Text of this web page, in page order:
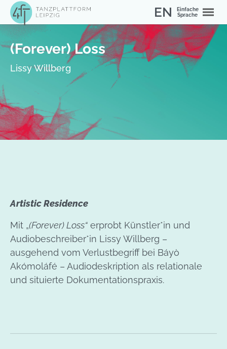
Zum Hauptinhalt springen
Skip to page footer EN
Einfache
Sprache
Sie sind hier:
Home Aktuelles
(Forever) Loss
Lissy Willberg
Artistic Residence
Mit „(Forever) Loss“ erprobt Künstler*in und
Audiobeschreiber*in Lissy Willberg –
ausgehend vom Verlustbegriff bei Báyò
Akómoláfé – Audiodeskription als relationale
und situierte Dokumentationspraxis.